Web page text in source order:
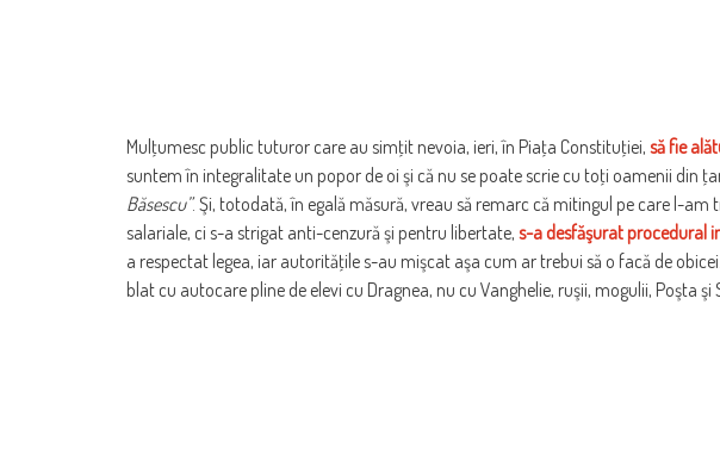
Mulţumesc public tuturor care au simţit nevoia, ieri, în Piaţa Constituţiei, să fie
suntem în integralitate un popor de oi şi că nu se poate scrie cu toţi oamenii din
Băsescu”. Şi, totodată, în egală măsură, vreau să remarc că mitingul pe care l-
salariale, ci s-a strigat anti-cenzură şi pentru libertate, s-a desfăşurat procedural
a respectat legea, iar autorităţile s-au mişcat aşa cum ar trebui să o facă de
blat cu autocare pline de elevi cu Dragnea, nu cu Vanghelie, ruşii, mogulii, Poşta şi